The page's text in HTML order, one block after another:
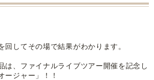
回してその場で結果がわかります。
は、ファイナルライブツアー開催を記念し
ージャー」！！